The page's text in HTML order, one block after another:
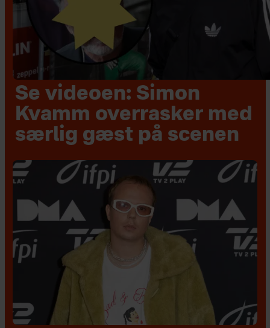
Se videoen: Simon
Kvamm overrasker med
særlig gæst på scenen